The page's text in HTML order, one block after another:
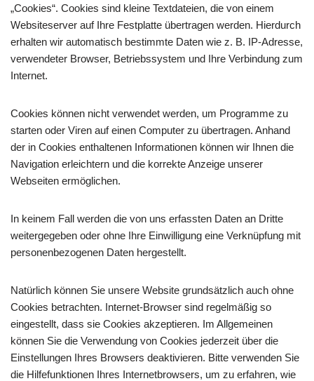
„Cookies“. Cookies sind kleine Textdateien, die von einem
Websiteserver auf Ihre Festplatte übertragen werden. Hierdurch
erhalten wir automatisch bestimmte Daten wie z. B. IP-Adresse,
verwendeter Browser, Betriebssystem und Ihre Verbindung zum
Internet.
Cookies können nicht verwendet werden, um Programme zu
starten oder Viren auf einen Computer zu übertragen. Anhand
der in Cookies enthaltenen Informationen können wir Ihnen die
Navigation erleichtern und die korrekte Anzeige unserer
Webseiten ermöglichen.
In keinem Fall werden die von uns erfassten Daten an Dritte
weitergegeben oder ohne Ihre Einwilligung eine Verknüpfung mit
personenbezogenen Daten hergestellt.
Natürlich können Sie unsere Website grundsätzlich auch ohne
Cookies betrachten. Internet-Browser sind regelmäßig so
eingestellt, dass sie Cookies akzeptieren. Im Allgemeinen
können Sie die Verwendung von Cookies jederzeit über die
Einstellungen Ihres Browsers deaktivieren. Bitte verwenden Sie
die Hilfefunktionen Ihres Internetbrowsers, um zu erfahren, wie